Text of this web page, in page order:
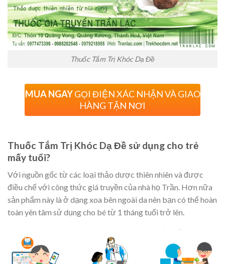
Thuốc Tắm Trị Khóc Dạ Đề
MUA NGAYGỌI ĐIỆN XÁC NHẬN VÀ GIAO
HÀNG TẬN NƠI
Thuốc Tắm Trị Khóc Dạ Đề sử dụng cho trẻ
mấy tuổi?
Với nguồn gốc từ các loại thảo dược thiên nhiên và được
điều chế với công thức giá truyền của nhà họ Trần. Hơn nữa
sản phẩm này là ở dạng xoa bên ngoài da nên bạn có thể hoàn
toàn yên tâm sử dụng cho bé từ 1 tháng tuổi trở lên.